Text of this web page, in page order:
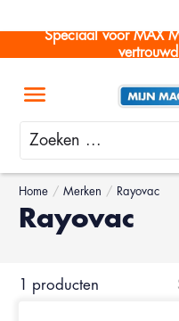
Speciaal voor MAX
Zoeken
Home / Merken / Rayovac
Rayovac
1 producten